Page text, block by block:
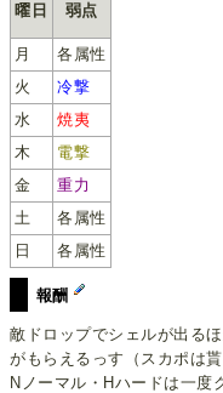
曜日 弱点
月
各属性
火
冷撃
水
焼夷
木
電撃
金
重力
土
各属性
日
各属性
報酬
敵ドロップでシェルが出る
がもらえるっす（スカポは貰
Nノーマル・Hハードは一度